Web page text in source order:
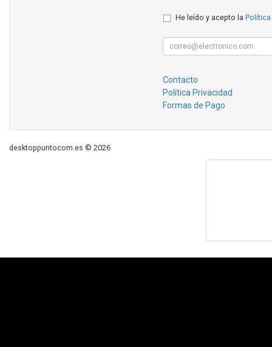
He leído y acepto la Política
Contacto
Política Privacidad
Formas de Pago
desktoppuntocom.es © 2026